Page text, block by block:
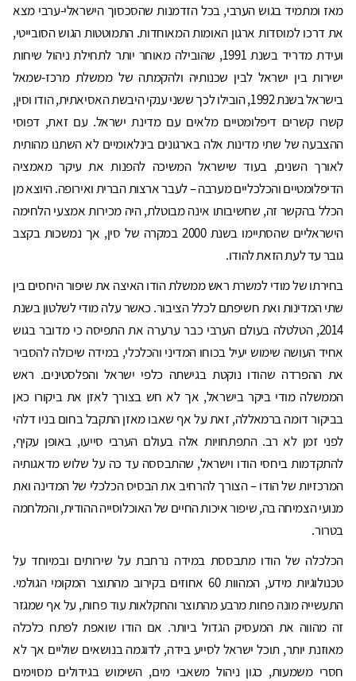
מאז ומתמיד בגוש הערבי, בכל הזדמנות שהסכסוך הישראלי-ערבי מצא
את דרכו למוסדות ארגון האומות המאוחדות. התמוטטות הגוש הסובייטי,
ועידת מדריד בשנת 1991, שהובילה מאוחר יותר לתחילת ניהול שיחות
ישירות בין ישראל לבין שכנותיה ולהקמתה של ממשלת מרכז-שמאל
בישראל בשנת 1992, הובילו לכך ששני ענקי היבשת האסיאתית, הודו וסין,
קשרו קשרים דיפלומטיים מלאים עם מדינת ישראל. עם זאת, דפוסי
ההצבעה של שתי מדינות אלה בארגונים בינלאומיים לא השתנו מהותית
לאורך השנים, בעוד שישראל המשיכה להפנות את עיקר מאמציה
הדיפלומטיים והכלכליים מערבה – לעבר ארצות הברית ואירופה. היוצא מן
הכלל בהקשר זה, שחשיבותו אינה מבוטלת, היה מכירות אמצעי הלחימה
הישראליים שהסתיימו בשנת 2000 במקרה של סין, אך נמשכות בקצב
גובר עד לעת הזאת להודו.
בחירתו של מודי למשרת ראש ממשלת הודו האיצה את שיפור היחסים בין
שתי המדינות ואת חשיפתם לכלל הציבור. כאשר עלה מודי לשלטון בשנת
2014, הטלטלה בעולם הערבי כבר ערערה את התפיסה כי מדובר בגוש
אחיד העושה שימוש יעיל בכוחו המדיני והכלכלי, במידה שיכולה להסביר
את ההפרדה שהודו נוקטת בגישתה כלפי ישראל והפלסטינים. ראש
הממשלה מודי ביקר בישראל, אך לא חש בצורך לאזן את ביקורו כאן
בביקור דומה ברמאללה, זאת על אף שאבו מאזן התקבל בחום בניו דלהי
לפני זמן לא רב. התפתחויות אלה בעולם הערבי סייעו, באופן עקיף,
להתקדמות ביחסי הודו וישראל, שהתבססה עד כה על שלוש מדאגותיה
המרכזיות של הודו – הצורך להרחיב את הבסיס הכלכלי של המדינה ואת
מנועי הצמיחה בה, שיפור איכות החיים של האוכלוסייה ההודית, והמלחמה
בטרור.
הכלכלה של הודו מתבססת במידה נרחבת על שירותים ובמיוחד על
טכנולוגיות מידע, המהוות 60 אחוזים בקירוב מהתוצר המקומי הגולמי.
התעשייה מונה פחות מרבע מהתוצר והחקלאות עוד פחות, על אף שמגזר
זה מהווה את המעסיק הגדול ביותר. אם הודו שואפת לפתח כלכלה
מאוזנת יותר, תוכל ישראל לסייע בידה, לדוגמה בנושאים שוליים אך לא
חסרי משמעות, כגון ניהול משאבי מים, השימוש בגידולים מסוימים